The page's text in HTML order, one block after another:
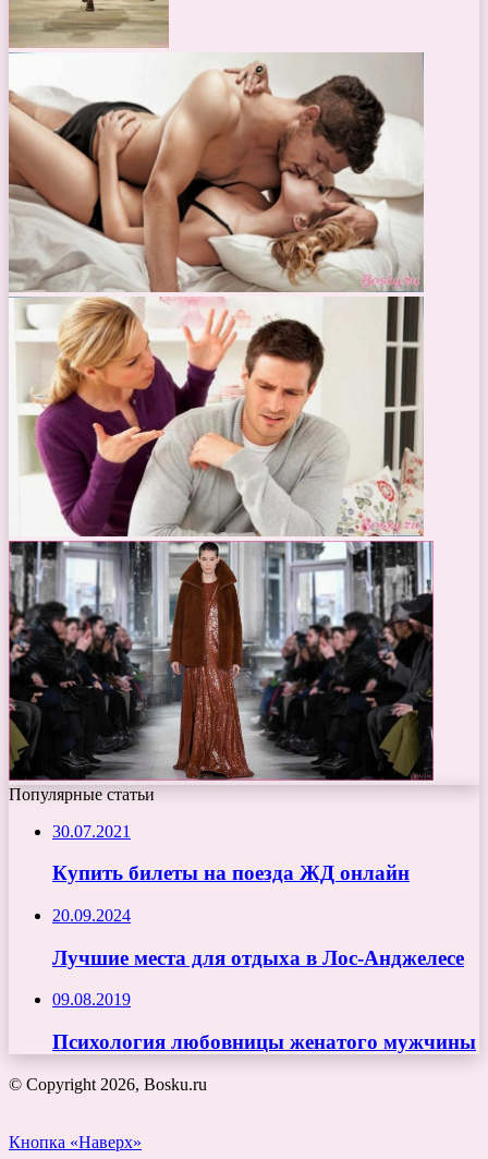
Популярные статьи
30.07.2021
Купить билеты на поезда ЖД онлайн
20.09.2024
Лучшие места для отдыха в Лос-Анджелесе
09.08.2019
Психология любовницы женатого мужчины
© Copyright 2026, Bosku.ru
Кнопка «Наверх»